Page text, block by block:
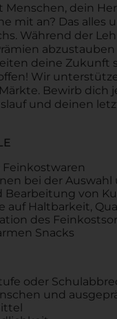
dein
mit an? Das alles
Während der
deine Zukunft
Wir
Bewirb
und deinen
bei der
Bearbeitung von
auf Haltbarkeit,
des
Snacks
oder
und